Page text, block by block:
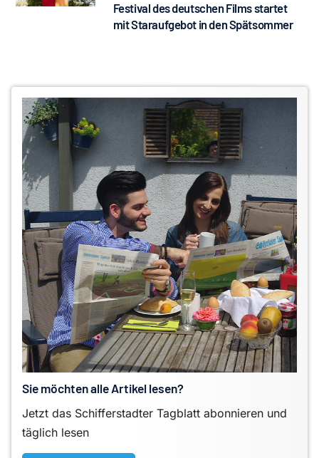
Festival des deutschen Films startet
mit Staraufgebot in den Spätsommer
Sie möchten alle Artikel lesen?
Jetzt das Schifferstadter Tagblatt abonnieren und
täglich lesen